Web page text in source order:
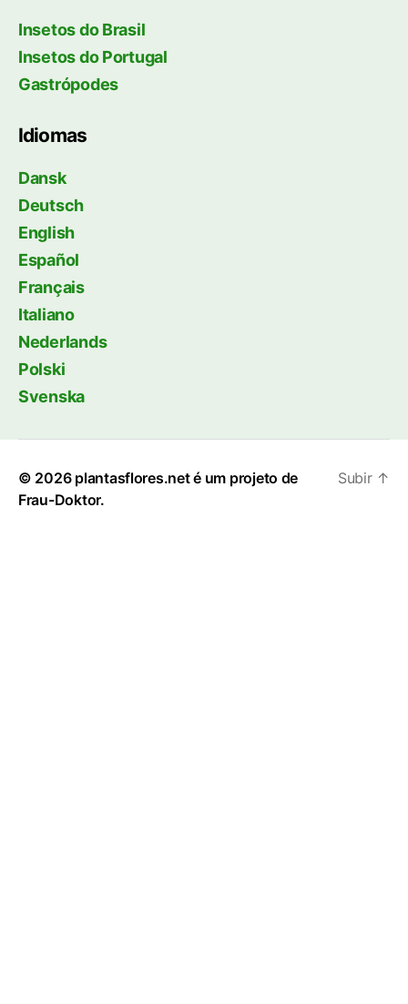
Insetos do Brasil
Insetos do Portugal
Gastrópodes
Idiomas
Dansk
Deutsch
English
Español
Français
Italiano
Nederlands
Polski
Svenska
© 2026 plantasflores.net é um projeto de
Frau-Doktor.
Subir ↑